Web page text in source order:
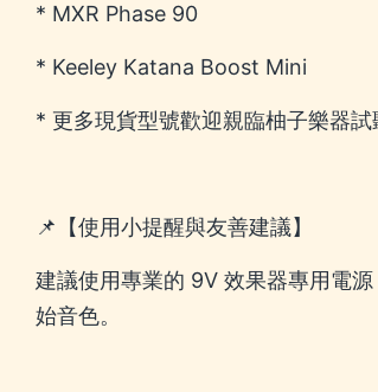
* MXR Phase 90
* Keeley Katana Boost Mini
* 更多現貨型號歡迎親臨柚子樂器試
📌【使用小提醒與友善建議】
建議使用專業的 9V 效果器專用電
始音色。